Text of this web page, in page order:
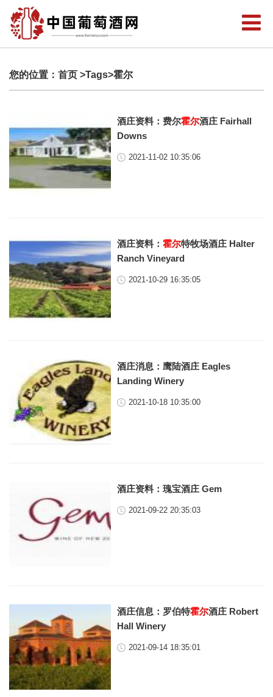
您的位置： 首页 >Tags>霍尔
酒庄资料：费尔霍尔酒庄 Fairhall
Downs
2021-11-02 10:35:06
酒庄资料：霍尔特牧场酒庄 Halter
Ranch Vineyard
2021-10-29 16:35:05
酒庄消息：鹰陆酒庄 Eagles
Landing Winery
2021-10-18 10:35:00
酒庄资料：瑰宝酒庄 Gem
2021-09-22 20:35:03
酒庄信息：罗伯特霍尔酒庄 Robert
Hall Winery
2021-09-14 18:35:01